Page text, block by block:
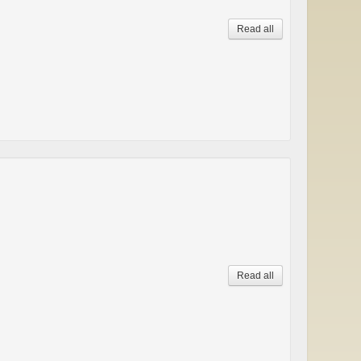
Read all
Read all